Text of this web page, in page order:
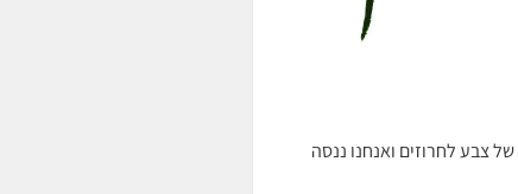
צבע לחרוזים ואנחנו ננסה